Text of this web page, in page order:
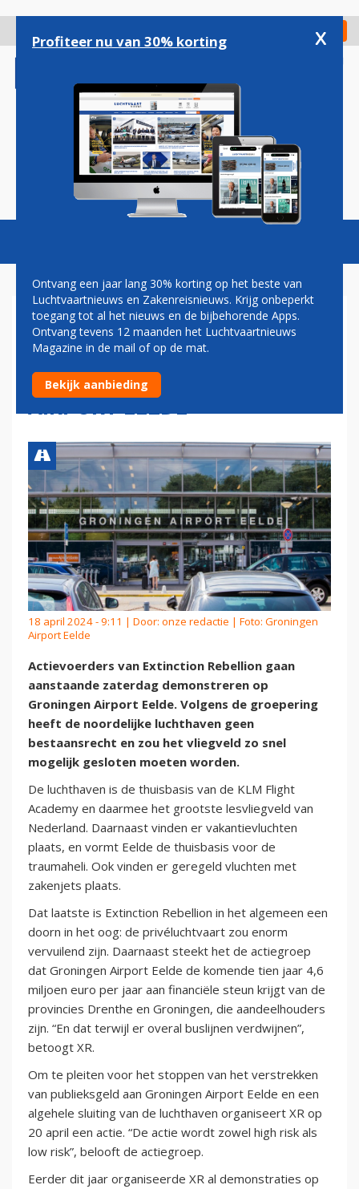
gaan
Check in
Magazine Podcasts Vacatures
EXTINCTION REBELLION
GAAT ACTIEVOEREN OP
'NUTTELOOS' GRONINGEN
AIRPORT EELDE
18 april 2024 - 9:11 | Door: onze redactie | Foto: Groningen
Airport Eelde
Actievoerders van Extinction Rebellion gaan
aanstaande zaterdag demonstreren op
Groningen Airport Eelde. Volgens de groepering
heeft de noordelijke luchthaven geen
bestaansrecht en zou het vliegveld zo snel
mogelijk gesloten moeten worden.
De luchthaven is de thuisbasis van de KLM Flight
Academy en daarmee het grootste lesvliegveld van
Nederland. Daarnaast vinden er vakantievluchten
plaats, en vormt Eelde de thuisbasis voor de
traumaheli. Ook vinden er geregeld vluchten met
zakenjets plaats.
Dat laatste is Extinction Rebellion in het algemeen een
doorn in het oog: de privéluchtvaart zou enorm
vervuilend zijn. Daarnaast steekt het de actiegroep
dat Groningen Airport Eelde de komende tien jaar 4,6
miljoen euro per jaar aan financiële steun krijgt van de
provincies Drenthe en Groningen, die aandeelhouders
zijn. “En dat terwijl er overal buslijnen verdwijnen”,
betoogt XR.
Om te pleiten voor het stoppen van het verstrekken
van publieksgeld aan Groningen Airport Eelde en een
algehele sluiting van de luchthaven organiseert XR op
20 april een actie. “De actie wordt zowel high risk als
low risk”, belooft de actiegroep.
Eerder dit jaar organiseerde XR al demonstraties op
Profiteer nu van 30% korting x
Ontvang een jaar lang 30% korting op het beste van
Luchtvaartnieuws en Zakenreisnieuws. Krijg onbeperkt
toegang tot al het nieuws en de bijbehorende Apps.
Ontvang tevens 12 maanden het Luchtvaartnieuws
Magazine in de mail of op de mat.
Bekijk aanbieding